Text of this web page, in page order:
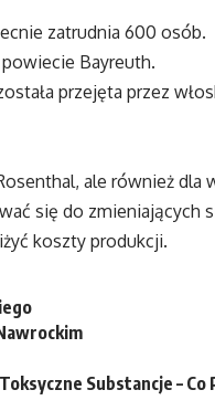
zatrudnia 600 osób.
Bayreuth.
przejęta przez
ale również dla
się do zmieniających
koszty produkcji.
Substancje –